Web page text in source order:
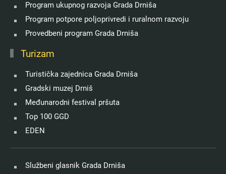
Program ukupnog razvoja Grada Drniša
Program potpore poljoprivredi i ruralnom razvoju
Provedbeni program Grada Drniša
Turizam
Turistička zajednica Grada Drniša
Gradski muzej Drniš
Međunarodni festival pršuta
Top 100 GGD
EDEN
Službeni glasnik Grada Drniša